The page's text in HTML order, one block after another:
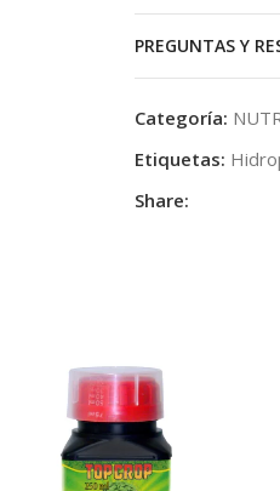
Agitar bien
litro de
PREGUNTAS Y
Categoría:
Etiquetas:
Share: